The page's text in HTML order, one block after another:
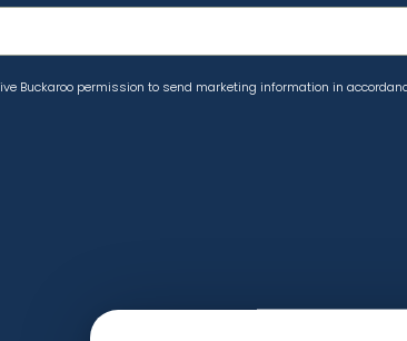
Buckaroo permission to send marketing information in